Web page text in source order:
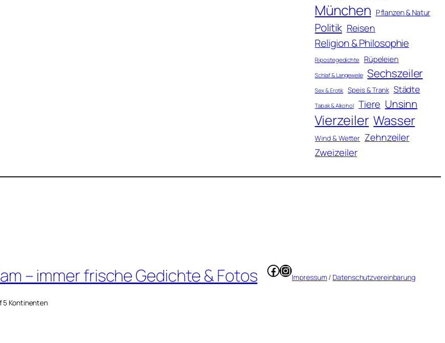
München Pflanzen & Natur
Politik Reisen
Religion & Philosophie
Ripostegedichte Rüpeleien
Schlaf & Langeweile Sechszeiler
Sex & Erotik Speis & Trank Städte
Tabak & Alkohol Tiere Unsinn
Vierzeiler Wasser
Wind & Wetter Zehnzeiler
Zweizeiler
– immer frische Gedichte & Fotos
5 Kontinenten
Facebook
Instagram
Impressum / Datenschutzvereinbarung